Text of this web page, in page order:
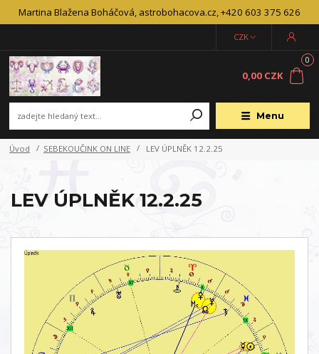
Martina Blažena Boháčová, astrobohacova.cz, +420 603 375 626
Menu
CZK
0
0,00 CZK
Úvod SEBEKOUČINK ON LINE LEV ÚPLNĚK 12.2.25
LEV ÚPLNĚK 12.2.25